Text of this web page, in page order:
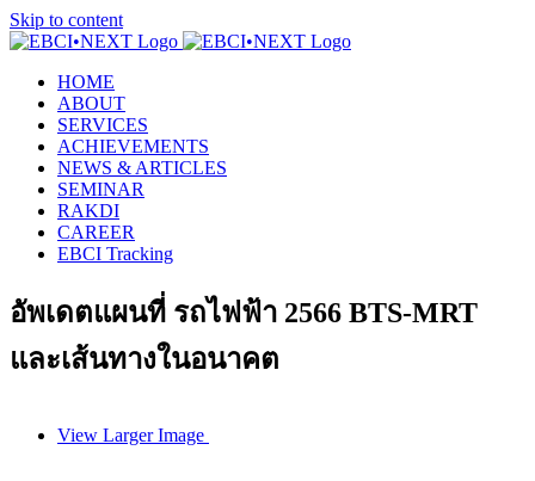
Skip to content
HOME
ABOUT
SERVICES
ACHIEVEMENTS
NEWS & ARTICLES
SEMINAR
RAKDI
CAREER
EBCI Tracking
อัพเดตแผนที่ รถไฟฟ้า 2566 BTS-MRT
และเส้นทางในอนาคต
View Larger Image